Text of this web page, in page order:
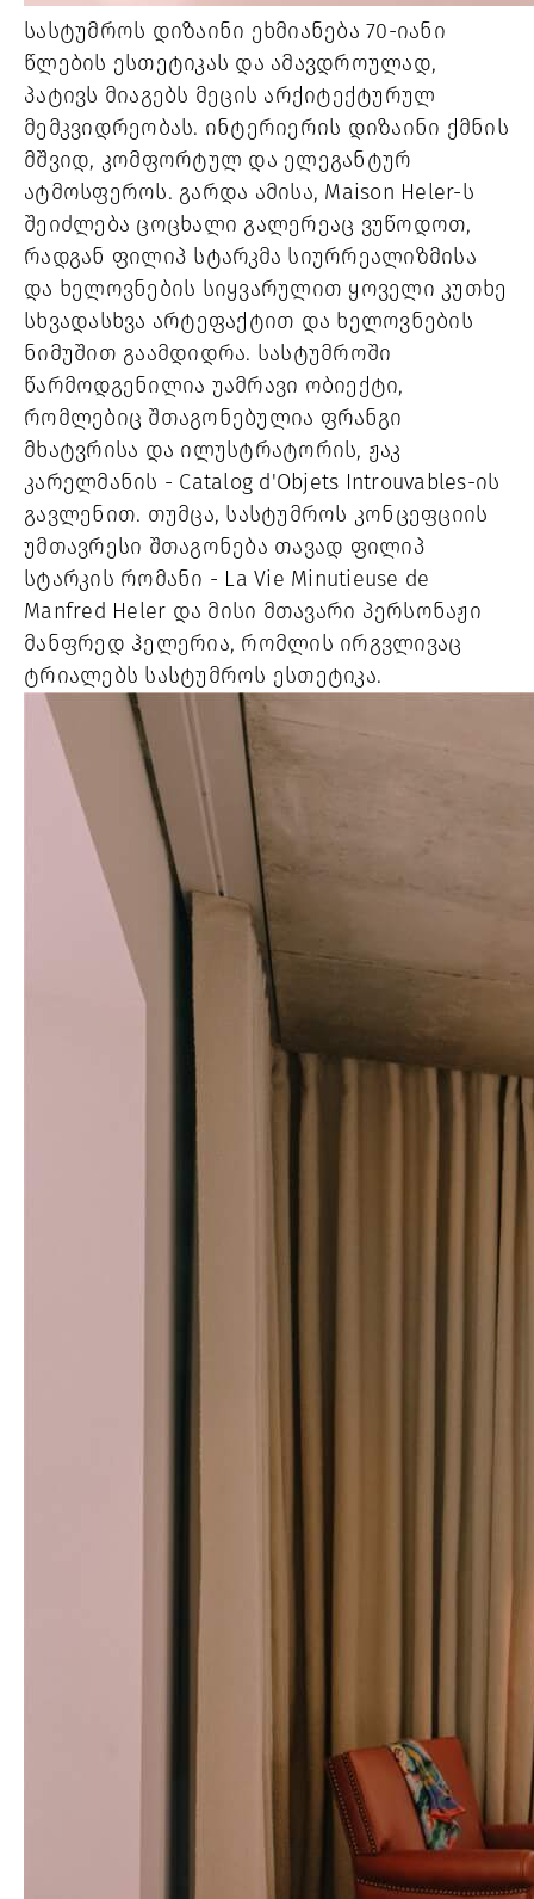
სასტუმროს დიზაინი ეხმიანება 70-იანი
წლების ესთეტიკას და ამავდროულად,
პატივს მიაგებს მეცის არქიტექტურულ
მემკვიდრეობას. ინტერიერის დიზაინი ქმნის
მშვიდ, კომფორტულ და ელეგანტურ
ატმოსფეროს. გარდა ამისა, Maison Heler-ს
შეიძლება ცოცხალი გალერეაც ვუწოდოთ,
რადგან ფილიპ სტარკმა სიურრეალიზმისა
და ხელოვნების სიყვარულით ყოველი კუთხე
სხვადასხვა არტეფაქტით და ხელოვნების
ნიმუშით გაამდიდრა. სასტუმროში
წარმოდგენილია უამრავი ობიექტი,
რომლებიც შთაგონებულია ფრანგი
მხატვრისა და ილუსტრატორის, ჟაკ
კარელმანის - Catalog d'Objets Introuvables-ის
გავლენით. თუმცა, სასტუმროს კონცეფციის
უმთავრესი შთაგონება თავად ფილიპ
სტარკის რომანი - La Vie Minutieuse de
Manfred Heler და მისი მთავარი პერსონაჟი
მანფრედ ჰელერია, რომლის ირგვლივაც
ტრიალებს სასტუმროს ესთეტიკა.